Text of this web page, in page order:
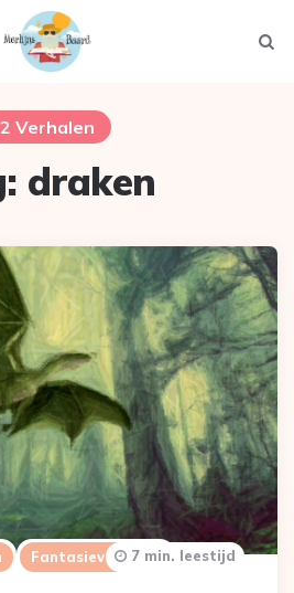
2 Verhalen
draken
Fantasieverhalen7 min. leestijd